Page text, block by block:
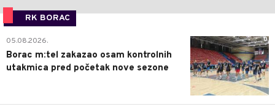
RK BORAC
0
05.08.2026.
Borac m:tel zakazao osam kontrolnih
utakmica pred početak nove sezone